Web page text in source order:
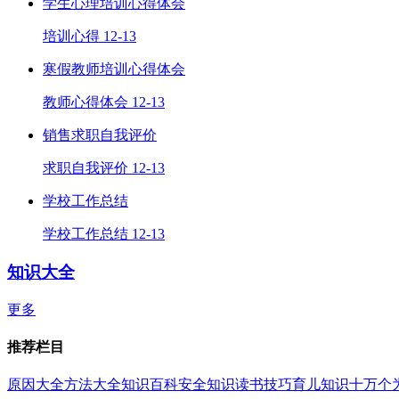
学生心理培训心得体会
培训心得 12-13
寒假教师培训心得体会
教师心得体会 12-13
销售求职自我评价
求职自我评价 12-13
学校工作总结
学校工作总结 12-13
知识大全
更多
推荐栏目
原因大全方法大全知识百科安全知识读书技巧育儿知识十万个